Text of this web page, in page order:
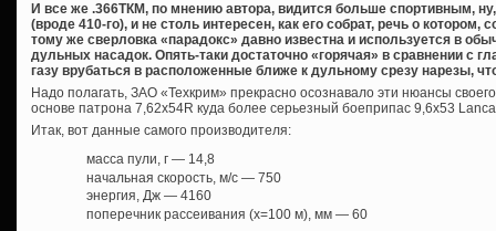
И все же .366ТКМ, по мнению автора, видится больше спортивным,
(вроде 410-го), и не столь интересен, как его собрат, речь о котором,
тому же сверловка «парадокс» давно известна и используется в
дульных насадок. Опять-таки достаточно «горячая» в сравнении с
газу врубаться в расположенные ближе к дульному срезу нарезы,
Надо полагать, ЗАО «Техкрим» прекрасно осознавало эти нюансы
основе патрона 7,62х54R куда более серьезный боеприпас 9,6х53
Итак, вот данные самого производителя:
масса пули, г — 14,8
начальная скорость, м/с — 750
энергия, Дж — 4160
поперечник рассеивания (х=100 м), мм — 60